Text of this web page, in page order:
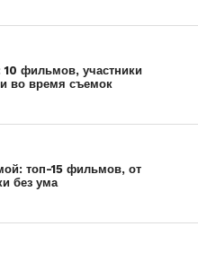
10 фильмов, участники
во время съемок
топ-15 фильмов, от
без ума